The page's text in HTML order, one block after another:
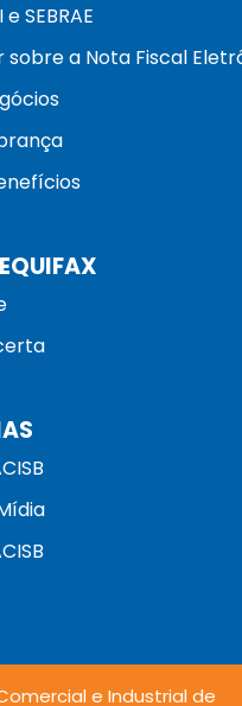
SEBRAE
a Nota Fiscal
e Industrial de